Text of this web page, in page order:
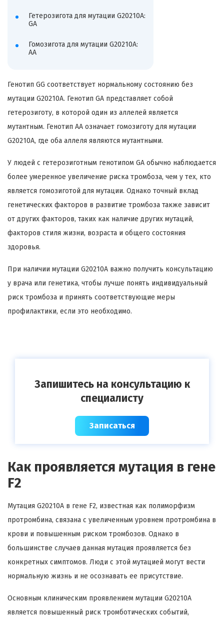
Гетерозигота для мутации G20210A:
GA
Гомозигота для мутации G20210A:
AA
Генотип GG соответствует нормальному состоянию без
мутации G20210A. Генотип GA представляет собой
гетерозиготу, в которой один из аллелей является
мутантным. Генотип AA означает гомозиготу для мутации
G20210A, где оба аллеля являются мутантными.
У людей с гетерозиготным генотипом GA обычно наблюдается
более умеренное увеличение риска тромбоза, чем у тех, кто
является гомозиготой для мутации. Однако точный вклад
генетических факторов в развитие тромбоза также зависит
от других факторов, таких как наличие других мутаций,
факторов стиля жизни, возраста и общего состояния
здоровья.
При наличии мутации G20210A важно получить консультацию
у врача или генетика, чтобы лучше понять индивидуальный
риск тромбоза и принять соответствующие меры
профилактики, если это необходимо.
Запишитесь на консультацию к
специалисту
Записаться
Как проявляется мутация в гене
F2
Мутация G20210A в гене F2, известная как полиморфизм
протромбина, связана с увеличенным уровнем протромбина в
крови и повышенным риском тромбозов. Однако в
большинстве случаев данная мутация проявляется без
конкретных симптомов. Люди с этой мутацией могут вести
нормальную жизнь и не осознавать ее присутствие.
Основным клиническим проявлением мутации G20210A
является повышенный риск тромботических событий,